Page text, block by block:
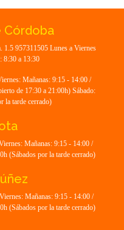
Córdoba
1.5 957311505 Lunes a Viernes
8:30 a 13:30
Mañanas: 9:15 - 14:00 /
de 17:30 a 21:00h) Sábado:
la tarde cerrado)
Mañanas: 9:15 - 14:00 /
(Sábados por la tarde cerrado)
Mañanas: 9:15 - 14:00 /
(Sábados por la tarde cerrado)